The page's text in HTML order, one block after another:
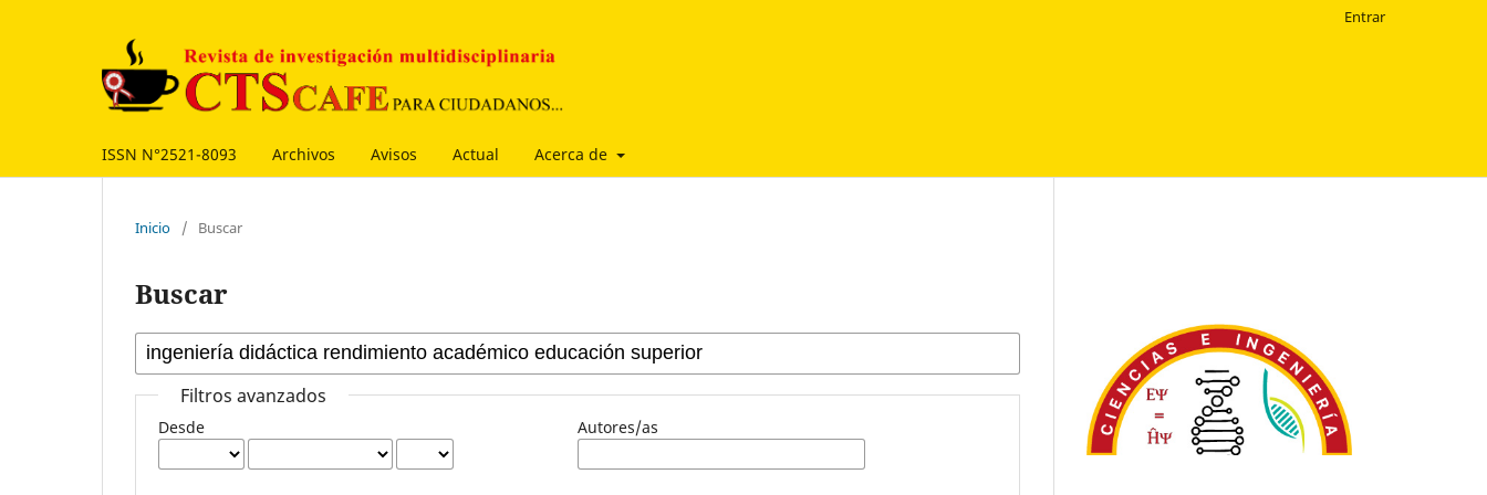
ISSN N°2521-8093 Archivos Avisos Actual Acerca de
Entrar
Inicio / Buscar
Buscar
Filtros avanzados
Desde Autores/as